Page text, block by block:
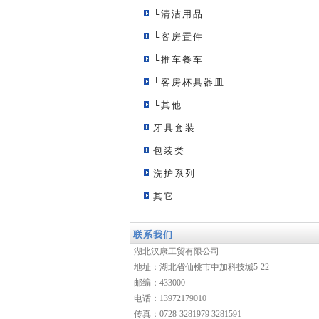
└清洁用品
└客房置件
└推车餐车
└客房杯具器皿
└其他
牙具套装
包装类
洗护系列
其它
联系我们
湖北汉康工贸有限公司
地址：湖北省仙桃市中加科技城5-22
邮编：433000
电话：13972179010
传真：0728-3281979 3281591